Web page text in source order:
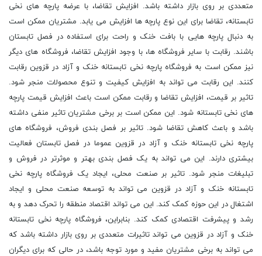
متعددی بر روی بازار داشته باشد. افزایش تقاضا، با عرضه پارچه های نخی
تابستانه، تقاضا برای این نوع پارچه ها افزایش می یابد. مشتریان ممکن است
به دنبال پارچه هایی با بافت خنک و راحت برای استفاده در فصل تابستان
باشند. رقابت با سایر فروشگاه ها، با وجود افزایش تقاضا، فروشگاه های دیگر
نیز ممکن است به فروشگاه پارچه نخی تابستانه خنک و آزاد در قزوین رقابت
کنند. این رقابت می تواند به افزایش کیفیت و تنوع محصولات منجر شود.
تاثیر بر قیمت، افزایش تقاضا و رقابت ممکن است باعث افزایش قیمت پارچه
های نخی تابستانه شود. این ممکن است بر برخی مشتریان تاثیر منفی داشته
باشد و باعث کاهش تقاضا شود. تاثیر بر فصل بندی فروش، فروشگاه های
پارچه نخی تابستانه خنک و آزاد در قزوین عموما در فصل تابستان فعالیت
بیشتری دارند. این می تواند به یک فصل بندی بهتر و موثرتر در فروش و
تبلیغات منجر شود. تاثیر بر صنعت محلی، ایجاد یک فروشگاه پارچه نخی
تابستانه خنک و آزاد در قزوین می تواند به توسعه صنعت محلی و ایجاد
اشتغال در این حوزه کمک کند. این می تواند اقتصاد منطقه را تحرک دهد و به
رشد و پیشرفت اقتصادی کمک کند. بنابراین، فروشگاه پارچه نخی تابستانه
خنک و آزاد در قزوین می تواند تاثیرات متعددی بر روی بازار داشته باشد که
می تواند به برخی مشتریان مفید و مورد توجه باشد، در حالی که برای دیگران